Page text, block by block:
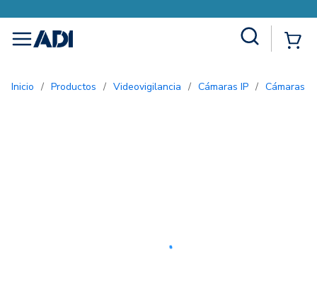
menu
Inicio / Productos / Videovigilancia / Cámaras IP / Cámaras